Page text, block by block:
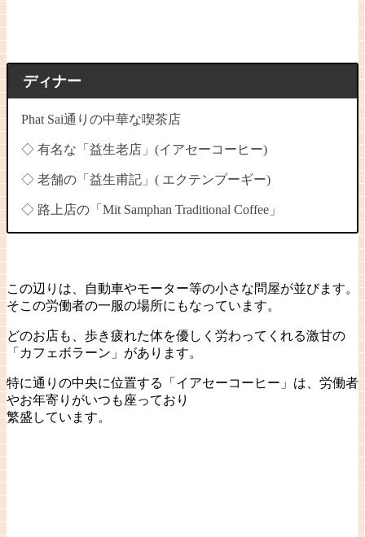
ディナー
Phat Sai通りの中華な喫茶店
◇ 有名な「益生老店」(イアセーコーヒー)
◇ 老舗の「益生甫記」( エクテンプーギー)
◇ 路上店の「Mit Samphan Traditional Coffee」
この辺りは、自動車やモーター等の小さな問屋が並びます。
そこの労働者の一服の場所にもなっています。
どのお店も、歩き疲れた体を優しく労わってくれる激甘の
「カフェボラーン」があります。
特に通りの中央に位置する「イアセーコーヒー」は、労働者
やお年寄りがいつも座っており
繁盛しています。